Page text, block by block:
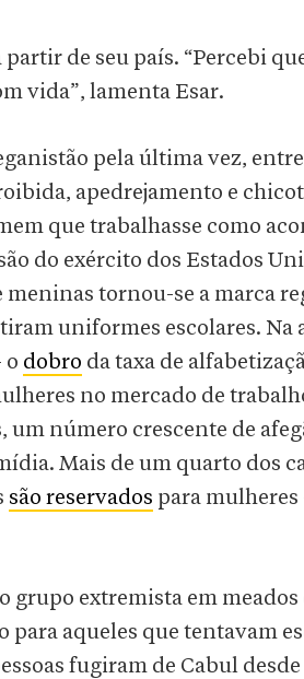
de seu país. “Percebi
vida”, lamenta Esar.
pela última vez, entre
apedrejamento e
que trabalhasse como
do exército dos Estados
meninas tornou-se a marca
uniformes escolares. Na
o dobro da taxa de
no mercado de
um número crescente de
Mais de um quarto dos
são reservados para
extremista em meados
aqueles que tentavam
fugiram de Cabul